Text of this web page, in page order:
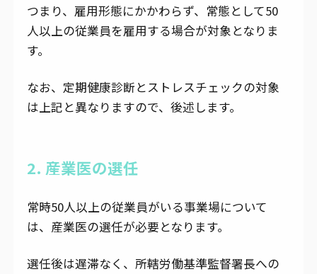
つまり、雇用形態にかかわらず、常態として50
人以上の従業員を雇用する場合が対象となりま
す。
なお、定期健康診断とストレスチェックの対象
は上記と異なりますので、後述します。
2. 産業医の選任
常時50人以上の従業員がいる事業場について
は、産業医の選任が必要となります。
選任後は遅滞なく、所轄労働基準監督署長への